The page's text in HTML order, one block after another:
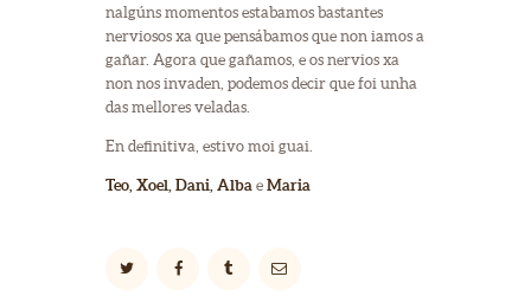
nalgúns momentos estabamos bastantes
nerviosos xa que pensábamos que non iamos a
gañar. Agora que gañamos, e os nervios xa
non nos invaden, podemos decir que foi unha
das mellores veladas.
En definitiva, estivo moi guai.
Teo, Xoel, Dani, Alba e Maria